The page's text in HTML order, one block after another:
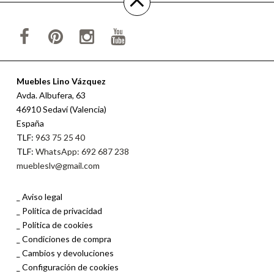
Muebles Lino Vázquez
Avda. Albufera, 63
46910 Sedaví (Valencia)
España
TLF: 963 75 25 40
TLF: WhatsApp: 692 687 238
muebleslv@gmail.com
Aviso legal
Política de privacidad
Política de cookies
Condiciones de compra
Cambios y devoluciones
Configuración de cookies